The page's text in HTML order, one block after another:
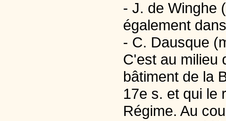
- J. de Winghe
également
- C. Dausque
C'est au milieu
bâtiment de la
17e s. et qui le
Régime. Au